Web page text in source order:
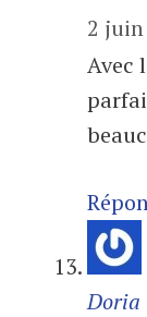
2
Avec
Doria